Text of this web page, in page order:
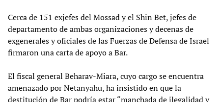
Cerca de 151 exjefes del Mossad y el Shin Bet, jefes de
departamento de ambas organizaciones y decenas de
exgenerales y oficiales de las Fuerzas de Defensa de Israel
firmaron una carta de apoyo a Bar.
El fiscal general Beharav-Miara, cuyo cargo se encuentra
amenazado por Netanyahu, ha insistido en que la
destitución de Bar podría estar “manchada de ilegalidad y